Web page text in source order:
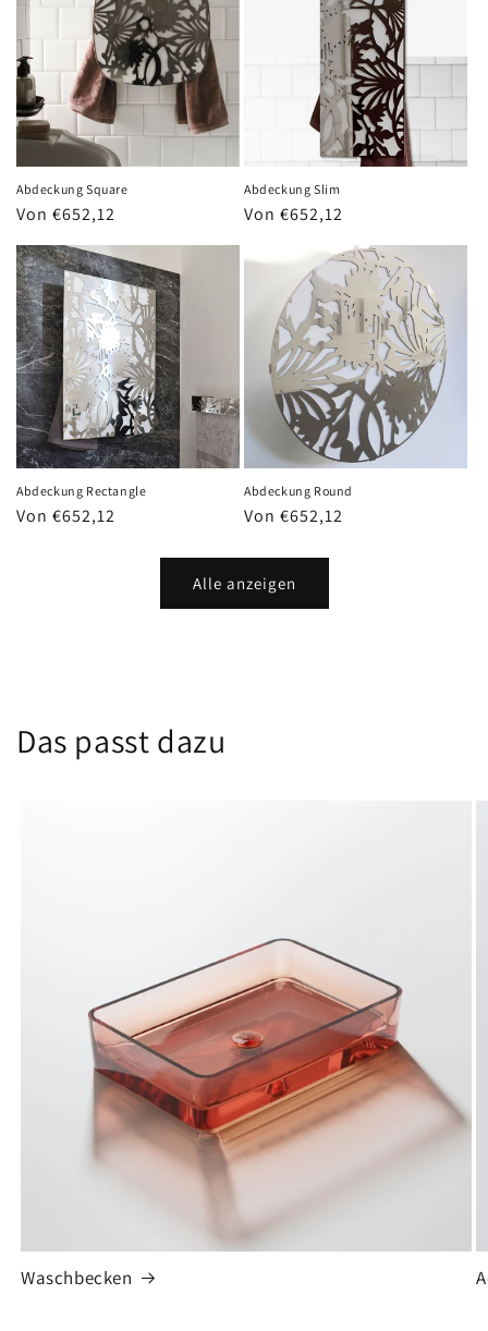
Abdeckung Square
Normaler
Von €652,12
Abdeckung Slim
Normaler
Von €652,12
Abdeckung Rectangle
Normaler
Von €652,12
Abdeckung Round
Normaler
Von €652,12
Alle anzeigen
Das passt dazu
Waschbecken